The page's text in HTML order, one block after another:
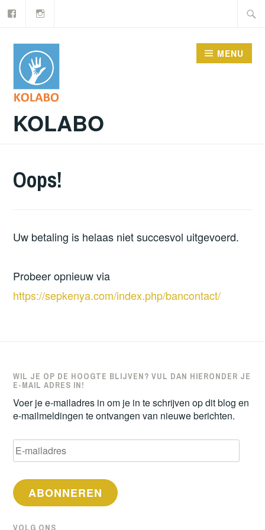
Doorgaan
inhoud
KOLABO
MENU
Oops!
Uw betaling is helaas niet succesvol uitgevoerd.
Probeer opnieuw via
https://sepkenya.com/index.php/bancontact/
WIL JE OP DE HOOGTE BLIJVEN? VUL DAN HIERONDER JE
E-MAIL ADRES IN!
Voer je e-mailadres in om je in te schrijven op dit blog en
e-mailmeldingen te ontvangen van nieuwe berichten.
E-
mailadres
ABONNEREN
VOLG ONS